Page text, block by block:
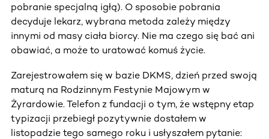
pobranie specjalną igłą). O sposobie pobrania
decyduje lekarz, wybrana metoda zależy między
innymi od masy ciała biorcy. Nie ma czego się bać ani
obawiać, a może to uratować komuś życie.
Zarejestrowałem się w bazie DKMS, dzień przed swoją
maturą na Rodzinnym Festynie Majowym w
Żyrardowie. Telefon z fundacji o tym, że wstępny etap
typizacji przebiegł pozytywnie dostałem w
listopadzie tego samego roku i usłyszałem pytanie: